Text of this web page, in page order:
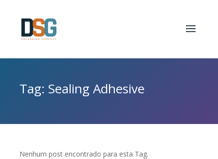
Tag: Sealing Adhesive
Nenhum post encontrado para esta Tag.